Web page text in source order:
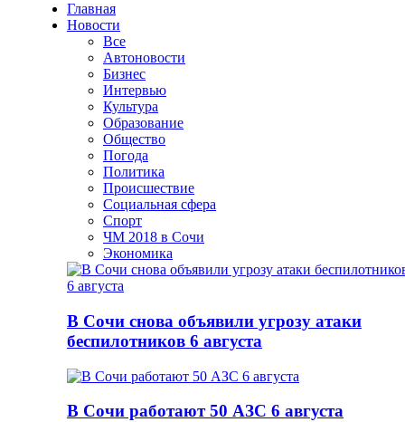
Главная
Новости
Все
Автоновости
Бизнес
Интервью
Культура
Образование
Общество
Погода
Политика
Происшествие
Социальная сфера
Спорт
ЧМ 2018 в Сочи
Экономика
В Сочи снова объявили угрозу атаки
беспилотников 6 августа
В Сочи работают 50 АЗС 6 августа